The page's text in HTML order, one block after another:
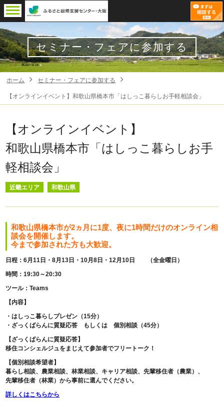
セミナー・フェアに参加する
ホーム セミナー・フェアに参加する
【オンラインイベント】和歌山県橋本市「はしっこ暮らしお手軽相談会」
【オンラインイベント】
和歌山県橋本市「はしっこ暮らしお手
軽相談会」
近畿エリア 和歌山県
和歌山県橋本市が2ヵ月に1度、夜に1時間だけのオンライン相
談会を開催します。
今まで参加された方も大歓迎。
日程：6月11日・8月13日・10月8日・12月10日 （全金曜日）
時間：19:30～20:30
ツール：Teams
【内容】
・はしっこ暮らしプレゼン（15分）
・ざっくばらんに質疑応答 もしくは 個別相談（45分）
【ざっくばらんに質疑応答】
移住コンシェルジュをまじえて参加者でフリートーク！
【個別相談希望者】
暮らし相談、農業相談、林業相談、キャリア相談、先輩移住者（農業）、
先輩移住者（林業）から事前に選んでください。
詳しくはこちらから